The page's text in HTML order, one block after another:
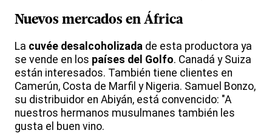
Nuevos mercados en África
La cuvée desalcoholizada de esta productora ya
se vende en los países del Golfo. Canadá y Suiza
están interesados. También tiene clientes en
Camerún, Costa de Marfil y Nigeria. Samuel Bonzo,
su distribuidor en Abiyán, está convencido: "A
nuestros hermanos musulmanes también les
gusta el buen vino.